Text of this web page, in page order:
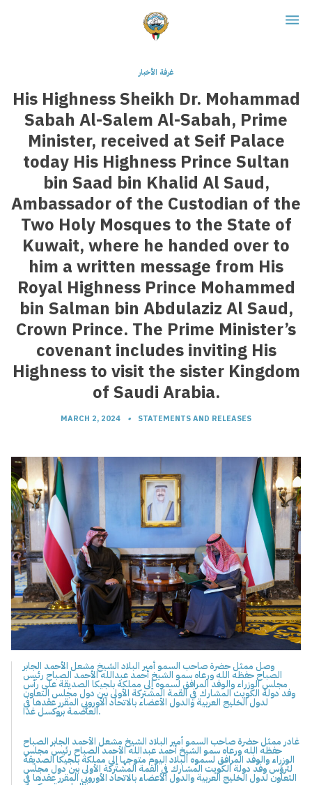
غرفة الأخبار
His Highness Sheikh Dr. Mohammad
Sabah Al-Salem Al-Sabah, Prime
Minister, received at Seif Palace
today His Highness Prince Sultan
bin Saad bin Khalid Al Saud,
Ambassador of the Custodian of the
Two Holy Mosques to the State of
Kuwait, where he handed over to
him a written message from His
Royal Highness Prince Mohammed
bin Salman bin Abdulaziz Al Saud,
Crown Prince. The Prime Minister’s
covenant includes inviting His
Highness to visit the sister Kingdom
of Saudi Arabia.
MARCH 2, 2024 • STATEMENTS AND RELEASES
وصل ممثل حضرة صاحب السمو أمير البلاد الشيخ مشعل الأحمد الجابر
الصباح حفظه الله ورعاه سمو الشيخ أحمد عبدالله الأحمد الصباح رئيس
مجلس الوزراء والوفد المرافق لسموه إلى مملكة بلجيكا الصديقة على رأس
وفد دولة الكويت المشارك في القمة المشتركة الأولى بين دول مجلس التعاون
لدول الخليج العربية والدول الأعضاء بالاتحاد الأوروبي المقرر عقدها في
العاصمة بروكسل غدا.
غادر ممثل حضرة صاحب السمو أمير البلاد الشيخ مشعل الأحمد الجابر الصباح
حفظه الله ورعاه سمو الشيخ أحمد عبدالله الأحمد الصباح رئيس مجلس
الوزراء والوفد المرافق لسموه البلاد اليوم متوجها إلى مملكة بلجيكا الصديقة
لترؤس وفد دولة الكويت المشارك في القمة المشتركة الأولى بين دول مجلس
التعاون لدول الخليج العربية والدول الأعضاء بالاتحاد الأوروبي المقرر عقدها في